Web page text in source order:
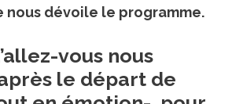
nous dévoile le programme.
vous nous
le départ de